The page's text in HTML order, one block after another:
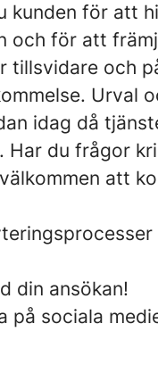
kunden för att
och för att
tillsvidare och
Urval
idag då
Har du frågor
att
din ansökan!
på sociala